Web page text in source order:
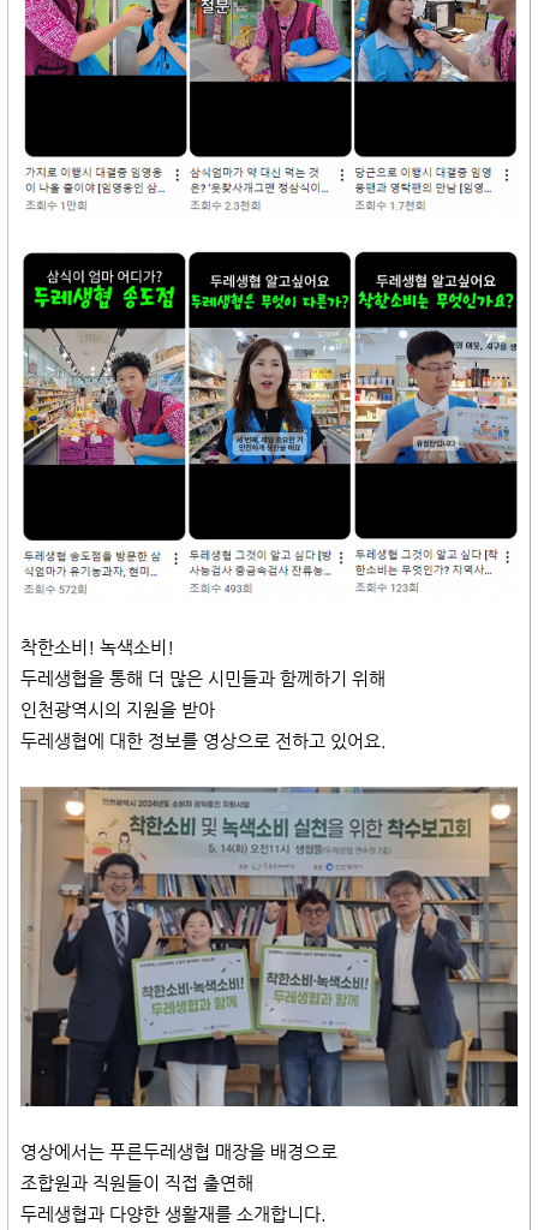
착한소비! 녹색소비!
두레생협을 통해 더 많은 시민들과 함께하기 위해
인천광역시의 지원을 받아
두레생협에 대한 정보를 영상으로 전하고 있어요.
영상에서는 푸른두레생협 매장을 배경으로
조합원과 직원들이 직접 출연해
두레생협과 다양한 생활재를 소개합니다.